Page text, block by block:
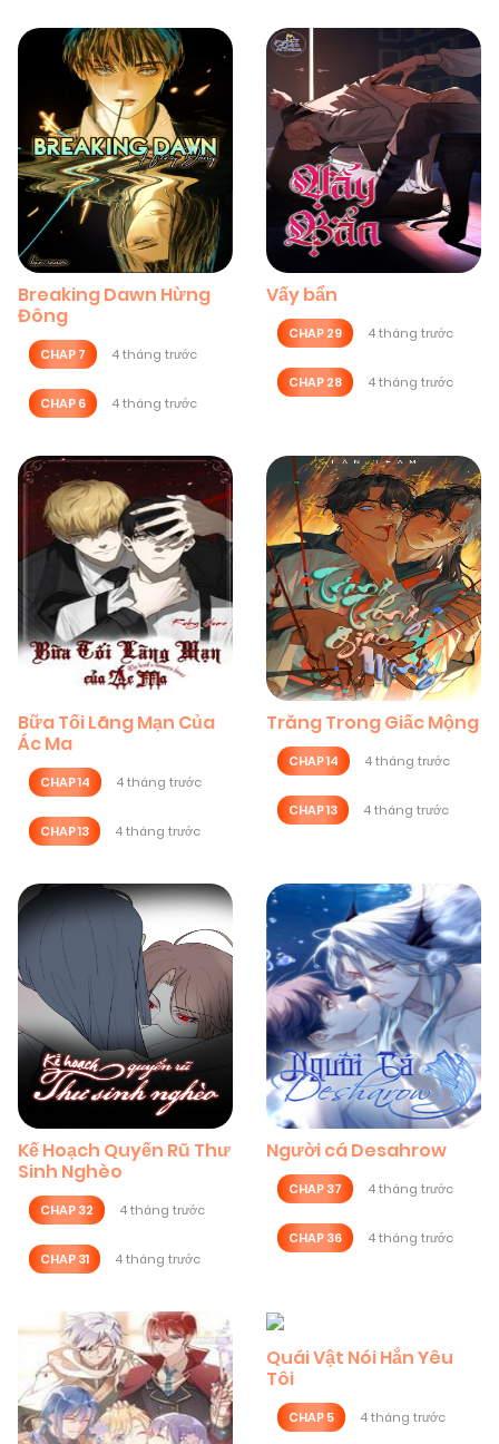
Breaking Dawn Hừng
Đông
CHAP 7 4 tháng trước
CHAP 6 4 tháng trước
Vấy bẩn
CHAP 29 4 tháng trước
CHAP 28 4 tháng trước
Bữa Tối Lãng Mạn Của
Ác Ma
CHAP 14 4 tháng trước
CHAP 13 4 tháng trước
Trăng Trong Giấc Mộng
CHAP 14 4 tháng trước
CHAP 13 4 tháng trước
Kế Hoạch Quyến Rũ Thư
Sinh Nghèo
CHAP 32 4 tháng trước
CHAP 31 4 tháng trước
Người cá Desahrow
CHAP 37 4 tháng trước
CHAP 36 4 tháng trước
Quái Vật Nói Hắn Yêu
Tôi
CHAP 5 4 tháng trước